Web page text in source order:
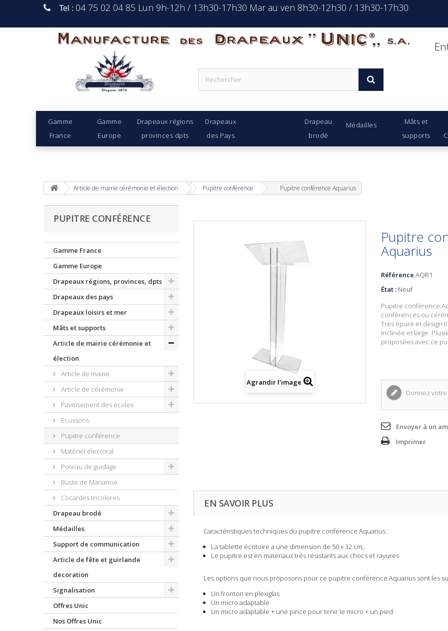
Tel : 04 75 02 04 85 Lun 9h-12h / 13h30-17h30 Mar au ven 8h30-12h30 / 13h30-17h30
Manufacture Des Drapeaux Unic s.a.
Gamme
France
Gamme
Europe
Drapeaux régions
provinces dpts
Drapeaux
des Pays
Drapeau
brodé
Médailles
Mâts et
supports
Article de mairie cérémonie et élection Pupitre conférence Pupitre conférence Aquarius
PUPITRE CONFÉRENCE
Gamme France
Gamme Europe
Drapeaux régions, provinces, dpts
Drapeaux des pays
Drapeaux loisirs et mer
Mâts et supports
Article de mairie cérémonie et
élection
Article de mairie
Article de cérémonie
Pavoisement des écoles
Ecussons
Pupitre conférence
Matériel électoral
Poteau de guidage
Buste de Marianne
Cocardes tricolores
Drapeau brodé
Médailles
Support de communication
Article de fête et guirlande
decoration
Signalisation
Offres Unic
Nos Offres Unic
Agrandir l'image
Pupitre
Aquarius
Référence AQR1
État : Neuf
Pupitre conférence
conférences ou
Très épuré et design
inclinée et large.
proposées avec ce
Donnez votre
Envoyer à un
Imprimer
EN SAVOIR PLUS
Caractéristiques techniques du pupitre conférence Aquarius :
La tablette écritoire a une dimension de 50 x 32 cm,
Le pupitre est en matériaux très résistants aux chocs et rayures
Les options que nous proposons pour ce pupitre conférence Aquarius sont les
Un fronton en plexiglas
Un micro adaptable
Un micro adaptable + une pince pour tenir le micro + un pied